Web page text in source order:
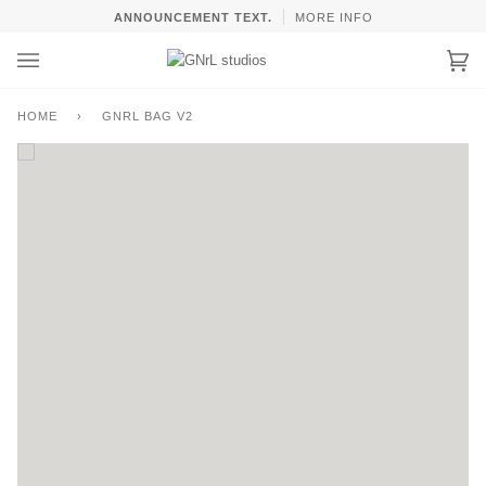
content
ANNOUNCEMENT TEXT. MORE INFO
HOME › GNRL BAG V2